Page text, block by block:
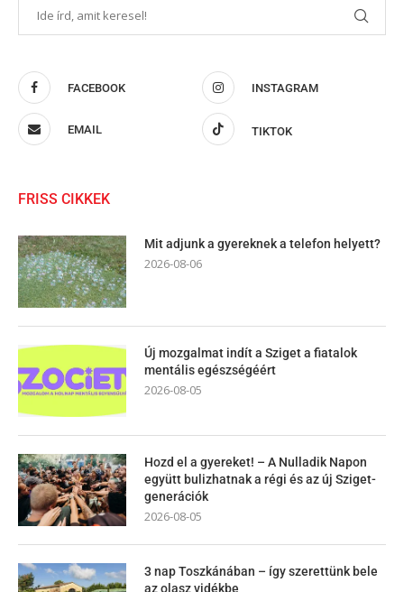
FACEBOOK INSTAGRAM
EMAIL TIKTOK
FRISS CIKKEK
Mit adjunk a gyereknek a telefon helyett?
2026-08-06
Új mozgalmat indít a Sziget a fiatalok
mentális egészségéért
2026-08-05
Hozd el a gyereket! – A Nulladik Napon
együtt bulizhatnak a régi és az új Sziget-
generációk
2026-08-05
3 nap Toszkánában – így szerettünk bele
az olasz vidékbe